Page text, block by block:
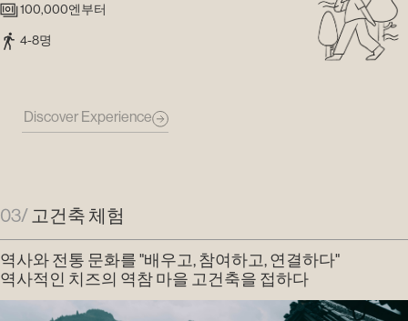
100,000엔부터
4-8명
Discover Experience
03/고건축 체험
역사와 전통 문화를 "배우고, 참여하고, 연결하다"
역사적인 치즈의 역참 마을 고건축을 접하다